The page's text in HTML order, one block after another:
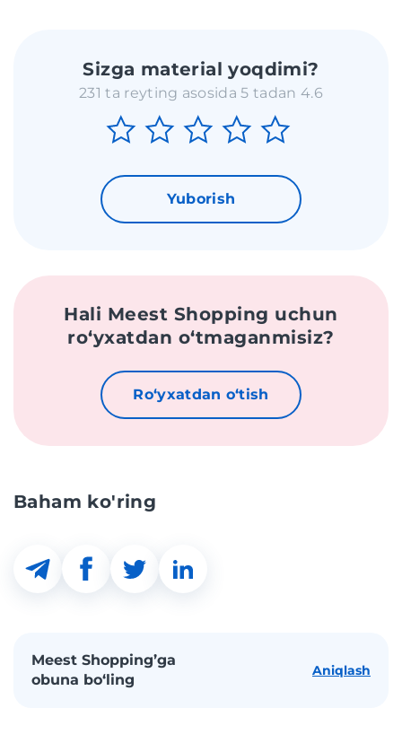
Sizga material yoqdimi?
231 ta reyting asosida 5 tadan 4.6
Yuborish
Hali Meest Shopping uchun
roʻyxatdan oʻtmaganmisiz?
Roʻyxatdan oʻtish
Baham ko'ring
Meest Shopping’ga
obuna bo‘ling
Aniqlash